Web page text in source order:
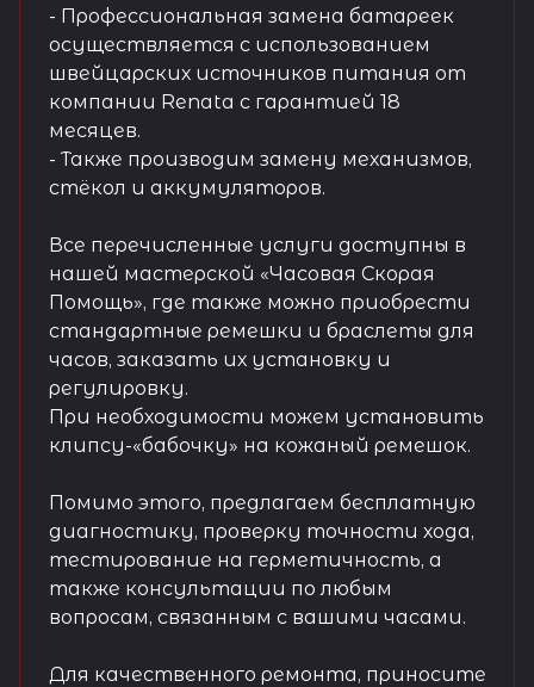
- Профессиональная замена батареек
осуществляется с использованием
швейцарских источников питания от
компании Renata с гарантией 18
месяцев.
- Также производим замену механизмов,
стёкол и аккумуляторов.
Все перечисленные услуги доступны в
нашей мастерской «Часовая Скорая
Помощь», где также можно приобрести
стандартные ремешки и браслеты для
часов, заказать их установку и
регулировку.
При необходимости можем установить
клипсу-«бабочку» на кожаный ремешок.
Помимо этого, предлагаем бесплатную
диагностику, проверку точности хода,
тестирование на герметичность, а
также консультации по любым
вопросам, связанным с вашими часами.
Для качественного ремонта, приносите